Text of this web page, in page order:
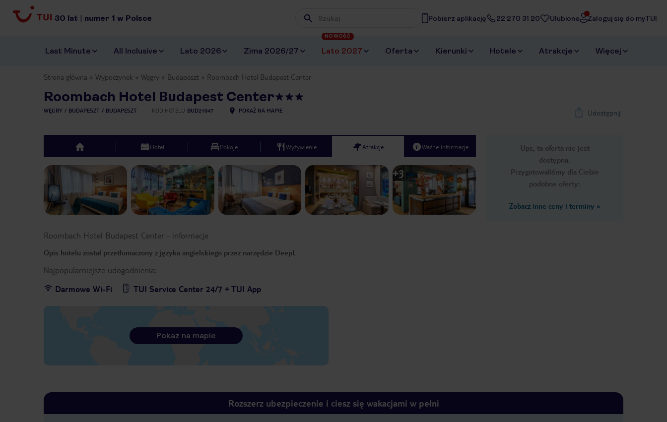
30 lat | numer 1 w Polsce Wpisz frazę, której szukasz
Pobierz aplikację 22 270 31 20 Ulubione Zaloguj się do myTUI
Last Minute All Inclusive Lato 2026 Zima 2026/27 Lato 2027
NOWOŚĆ
Oferta Kierunki Hotele Atrakcje Więcej
Strona główna Wypoczynek Węgry Budapeszt Roombach Hotel Budapest Center
Roombach Hotel Budapest Center
WĘGRY BUDAPESZT BUDAPESZT KOD HOTELU BUD21047 POKAŻ NA MAPIE Udostępnij
Ups, ta oferta nie jest
dostępna.
Przygotowaliśmy dla Ciebie
podobne oferty:
Zobacz inne ceny i terminy »
top Hotel Pokoje Wyżywienie Atrakcje Ważne informacje
Previous slide Next slide
1/9
+3
Roombach Hotel Budapest Center - informacje
Opis hotelu został przetłumaczony z języka angielskiego przez narzędzie DeepL
Najpopularniejsze udogodnienia:
Darmowe Wi-Fi
TUI Service Center 24/7 + TUI App
Pokaż na mapie
Rozszerz ubezpieczenie i ciesz się wakacjami w pełni